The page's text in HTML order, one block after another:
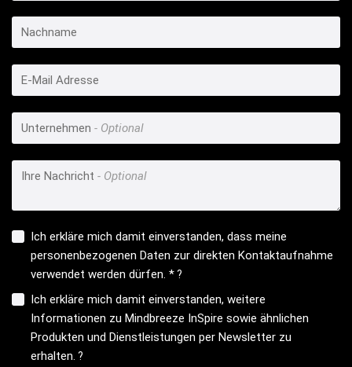
Nachname
E-Mail Adresse
Unternehmen
Ihre Nachricht
Ich erkläre mich damit einverstanden, dass meine
personenbezogenen Daten zur direkten Kontaktaufnahme
verwendet werden dürfen. *?
Ich erkläre mich damit einverstanden, weitere
Informationen zu Mindbreeze InSpire sowie ähnlichen
Produkten und Dienstleistungen per Newsletter zu
erhalten. ?